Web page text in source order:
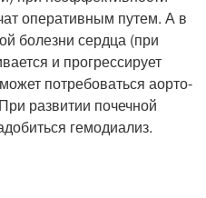
оперативным путем. А в
болезни сердца (при
и прогрессирует
потребоваться аорто-
развитии почечной
гемодиализ.